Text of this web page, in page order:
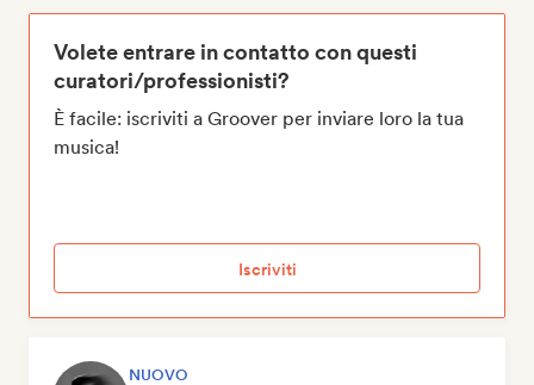
Volete entrare in contatto con questi
curatori/professionisti?
È facile: iscriviti a Groover per inviare loro la tua
musica!
Iscriviti
NUOVO